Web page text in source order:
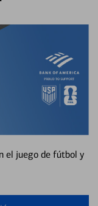
el juego de fútbol y